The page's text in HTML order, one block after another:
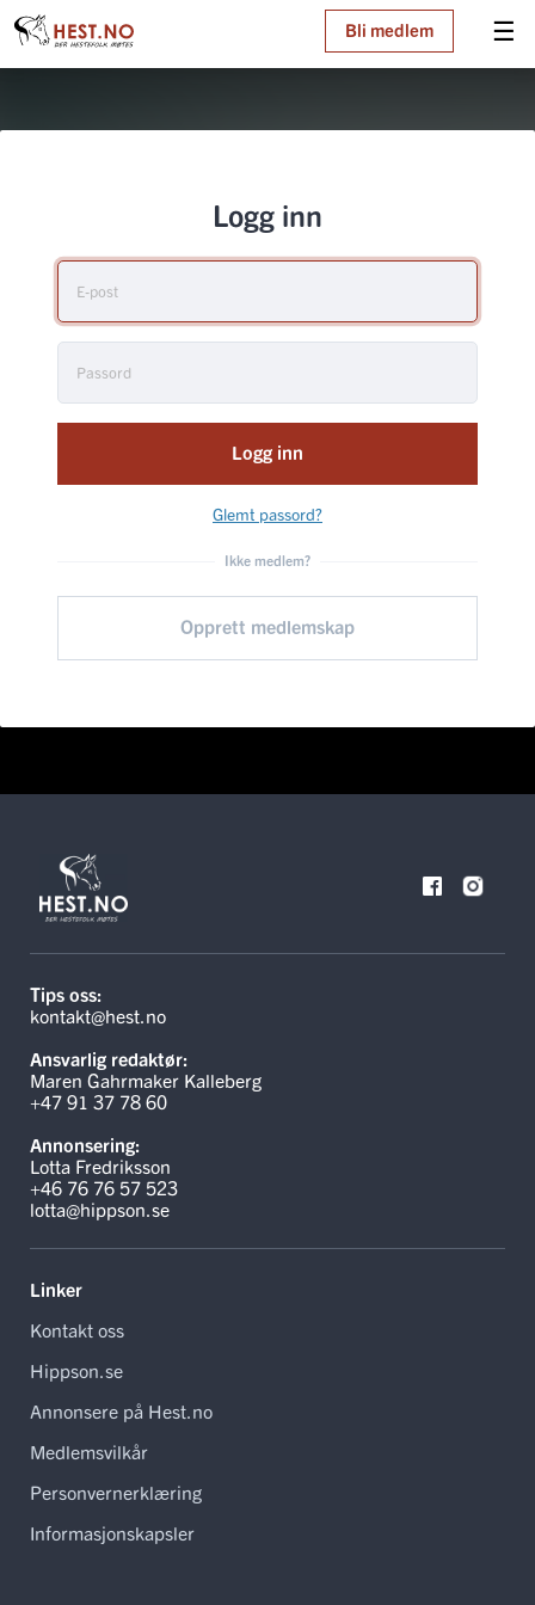
☰
Bli medlem
Logg inn
Logg inn
Glemt passord?
Ikke medlem?
Opprett medlemskap
Tips oss:
kontakt@hest.no
Ansvarlig redaktør:
Maren Gahrmaker Kalleberg
+47 91 37 78 60
Annonsering:
Lotta Fredriksson
+46 76 76 57 523
lotta@hippson.se
Linker
Kontakt oss
Hippson.se
Annonsere på Hest.no
Medlemsvilkår
Personvernerklæring
Informasjonskapsler